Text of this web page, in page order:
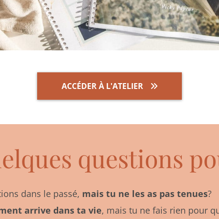
ACCÉDER À L'ATELIER
questions
dans le passé, mais tu ne les as pas tenues?
arrive dans ta vie, mais tu ne fais rien pour